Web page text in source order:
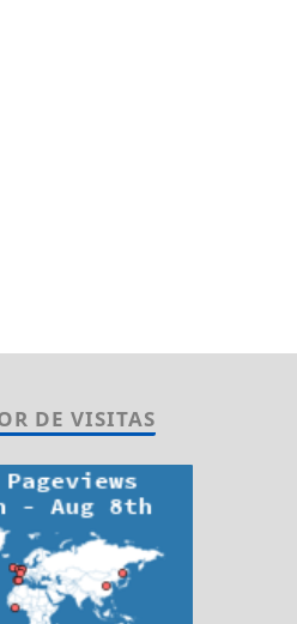
DE VISITAS